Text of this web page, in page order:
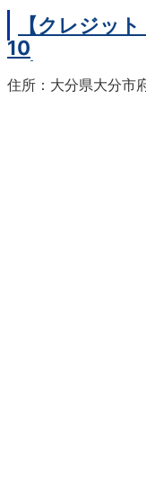
【クレジッ
10
住所：大分県大分市